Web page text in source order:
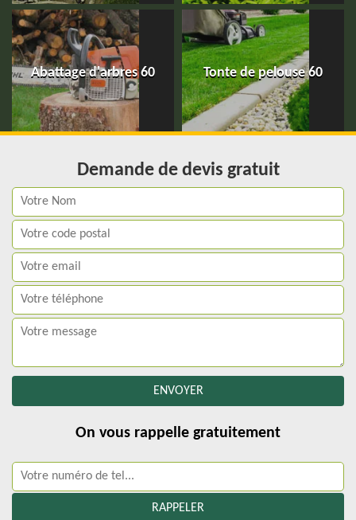
Abattage d'arbres 60 Tonte de pelouse 60
Demande de devis gratuit
On vous rappelle gratuitement